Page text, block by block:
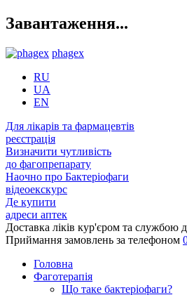
Завантаження...
phagex
RU
UA
EN
Для лікарів та фармацевтів
реєстрація
Визначити чутливість
до фагопрепарату
Наочно про Бактеріофаги
відеоекскурс
Де купити
адреси аптек
Доставка ліків кур'єром та
Приймання замовлень за телефоном
Головна
Фаготерапія
Що таке бактеріофаги?